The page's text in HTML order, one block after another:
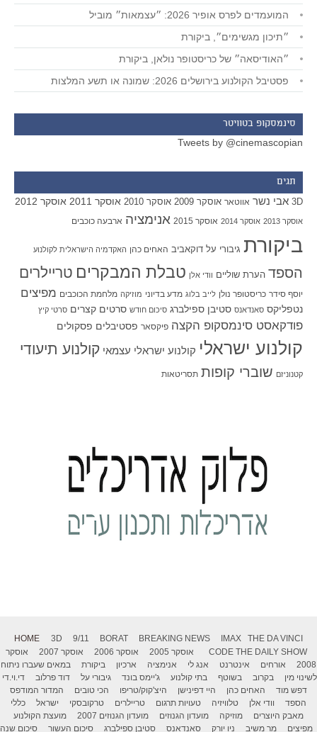
המועמדים לפרס אופיר 2026: ״עצמאות״ מוביל
״תיכון מגשימים״, ביקורת
״האודיסאה״ של כריסטופר נולאן, ביקורת
פסטיבל הקולנוע בירושלים 2026: שמונה או תשע המלצות
סינמסקופ בטוויטר
Tweets by @cinemascopian
תגים
3D אבי נשר אווטאר אוסקר 2009 אוסקר 2010 אוסקר 2011 אוסקר 2012
אוסקר 2013 אוסקר 2014 אוסקר 2015 אנימציה ארבעה כוכבים
ביקורת גיבורי על דוקאביב האחים כהן האקדמיה הישראלית לקולנוע
הספד הערת שוליים וודי אלן טבלת המבקרים טריילרים
יוסף סידר כריסטופר נולן לייב בלוג מדע בדיוני מוזיקה מלחמת הכוכבים מפיצים
נטפליקס סאנדאנס סטיבן ספילברג סיכום חודש סרטים קצרים סרטי קיץ
פודקאסט סינמסקופ הקצה פיקסאר פסטיבלים פסקולים
קולנוע ישראלי קולנוע ישראלי עצמאי קולנוע תיעודי
קטנוניזם שוברי קופות תסריטאות
HOME 3D 9/11 BORAT BREAKING NEWS IMAX
THE DA VINCI
CODE THE DAILY SHOW אוסקר 2005 אוסקר 2006 אוסקר 2007
אוסקר
2008
אורחים אינטרנט אנג לי אנימציה ארכיון ביקורת
במאים שעברו ניתוח
לשינוי מין
בקרוב בשוטף בתי קולנוע ג'יימס בונד גיבורי על דוד פרלוב
די.וי.די
דפש מוד
האחים כהן היי דפינישן היצ'קוק/טריפו הכי טובים
המדור המודפס
הספד
וודי אלן טלוויזיה טעויות תרגום טריילרים טרקובסקי ישראל
כללי
מאבק היוצרים
מוזיקה מועדון הגנוזים מועדון הגנוזים 2007
מועצת הקולנוע
מפיצים
מר משיב ניו יורק סאנדאנס סטיבן ספילברג סיכום העשור סיכום שנה